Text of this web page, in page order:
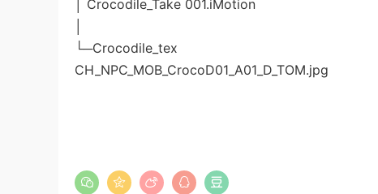
│ Crocodile_Take 001.iMotion
└─Crocodile_tex
CH_NPC_MOB_CrocoD01_A01_D_TOM.jpg